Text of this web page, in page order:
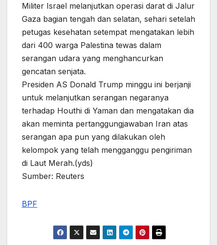
Militer Israel melanjutkan operasi darat di Jalur
Gaza bagian tengah dan selatan, sehari setelah
petugas kesehatan setempat mengatakan lebih
dari 400 warga Palestina tewas dalam
serangan udara yang menghancurkan
gencatan senjata.
Presiden AS Donald Trump minggu ini berjanji
untuk melanjutkan serangan negaranya
terhadap Houthi di Yaman dan mengatakan dia
akan meminta pertanggungjawaban Iran atas
serangan apa pun yang dilakukan oleh
kelompok yang telah mengganggu pengiriman
di Laut Merah.(yds)
Sumber: Reuters
BPF